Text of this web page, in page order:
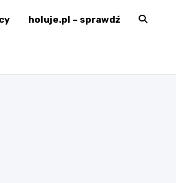
holuje.pl – sprawdź